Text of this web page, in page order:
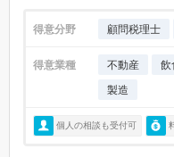
得意分野 顧問税理士
得意業種 不動産 飲
製造
個人の相談も受付可